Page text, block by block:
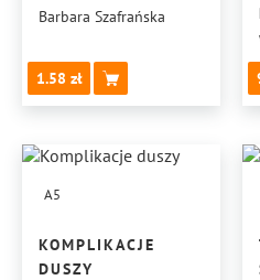
Barbara Szafrańska
1.58
A5
KOMPLIKACJE
DUSZY